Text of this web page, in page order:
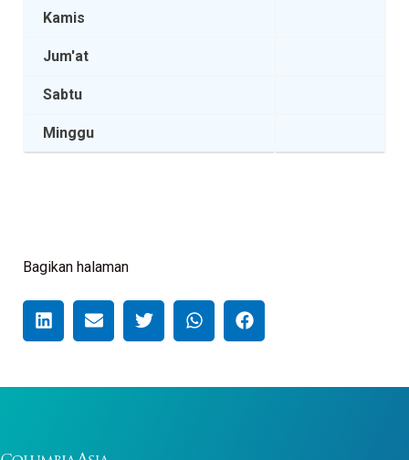
Kamis
Jum'at
Sabtu
Minggu
Bagikan halaman